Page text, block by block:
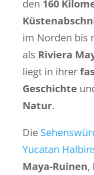
den 160
im Norden bis
als Riviera
liegt in ihrer
Geschichte
Natur.
Die
Yucatan
Maya-Ruinen,